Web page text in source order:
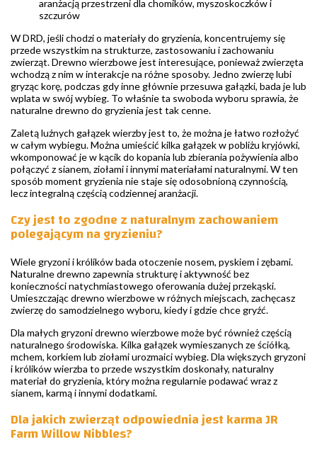
aranżacją przestrzeni dla chomików, myszoskoczków i
szczurów
W DRD, jeśli chodzi o materiały do gryzienia, koncentrujemy się
przede wszystkim na strukturze, zastosowaniu i zachowaniu
zwierząt. Drewno wierzbowe jest interesujące, ponieważ zwierzęta
wchodzą z nim w interakcje na różne sposoby. Jedno zwierzę lubi
gryząc korę, podczas gdy inne głównie przesuwa gałązki, bada je lub
wplata w swój wybieg. To właśnie ta swoboda wyboru sprawia, że
naturalne drewno do gryzienia jest tak cenne.
Zaletą luźnych gałązek wierzby jest to, że można je łatwo rozłożyć
w całym wybiegu. Można umieścić kilka gałązek w pobliżu kryjówki,
wkomponować je w kącik do kopania lub zbierania pożywienia albo
połączyć z sianem, ziołami i innymi materiałami naturalnymi. W ten
sposób moment gryzienia nie staje się odosobnioną czynnością,
lecz integralną częścią codziennej aranżacji.
Czy jest to zgodne z naturalnym zachowaniem
polegającym na gryzieniu?
Wiele gryzoni i królików bada otoczenie nosem, pyskiem i zębami.
Naturalne drewno zapewnia strukturę i aktywność bez
konieczności natychmiastowego oferowania dużej przekąski.
Umieszczając drewno wierzbowe w różnych miejscach, zachęcasz
zwierzę do samodzielnego wyboru, kiedy i gdzie chce gryźć.
Dla małych gryzoni drewno wierzbowe może być również częścią
naturalnego środowiska. Kilka gałązek wymieszanych ze ściółką,
mchem, korkiem lub ziołami urozmaici wybieg. Dla większych gryzoni
i królików wierzba to przede wszystkim doskonały, naturalny
materiał do gryzienia, który można regularnie podawać wraz z
sianem, karmą i innymi dodatkami.
Dla jakich zwierząt odpowiednia jest karma JR
Farm Willow Nibbles?